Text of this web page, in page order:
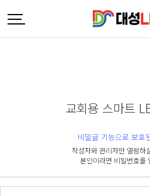
교회용 스마트
비밀글 기능으로 보호
작성자와 관리자만 열람하
본인이라면 비밀번호를